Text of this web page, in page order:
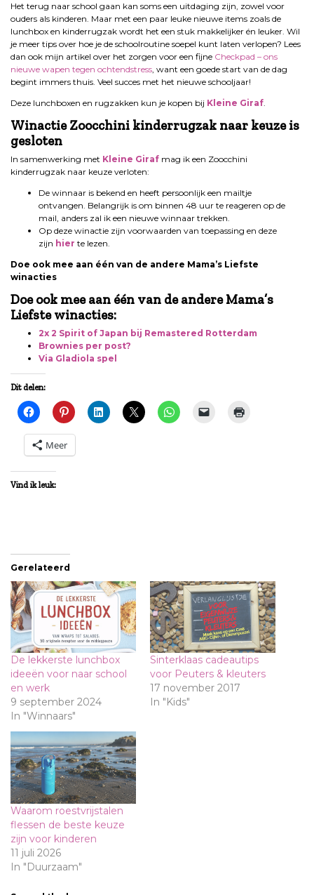
Het terug naar school gaan kan soms een uitdaging zijn, zowel voor
ouders als kinderen. Maar met een paar leuke nieuwe items zoals de
lunchbox en kinderrugzak wordt het een stuk makkelijker én leuker. Wil
je meer tips over hoe je de schoolroutine soepel kunt laten verlopen? Lees
dan ook mijn artikel over het zorgen voor een fijne Checkpad – ons
nieuwe wapen tegen ochtendstress, want een goede start van de dag
begint immers thuis. Veel succes met het nieuwe schooljaar!
Deze lunchboxen en rugzakken kun je kopen bij Kleine Giraf.
Winactie Zoocchini kinderrugzak naar keuze is
gesloten
In samenwerking met Kleine Giraf mag ik een Zoocchini
kinderrugzak naar keuze verloten:
De winnaar is bekend en heeft persoonlijk een mailtje
ontvangen. Belangrijk is om binnen 48 uur te reageren op de
mail, anders zal ik een nieuwe winnaar trekken.
Op deze winactie zijn voorwaarden van toepassing en deze
zijn hier te lezen.
Doe ook mee aan één van de andere Mama’s Liefste
winacties
Doe ook mee aan één van de andere Mama’s
Liefste winacties:
2x 2 Spirit of Japan bij Remastered Rotterdam
Brownies per post?
Via Gladiola spel
Dit delen:
Meer
Vind ik leuk:
Gerelateerd
De lekkerste lunchbox
ideeën voor naar school
en werk
9 september 2024
In "Winnaars"
Sinterklaas cadeautips
voor Peuters & kleuters
17 november 2017
In "Kids"
Waarom roestvrijstalen
flessen de beste keuze
zijn voor kinderen
11 juli 2026
In "Duurzaam"